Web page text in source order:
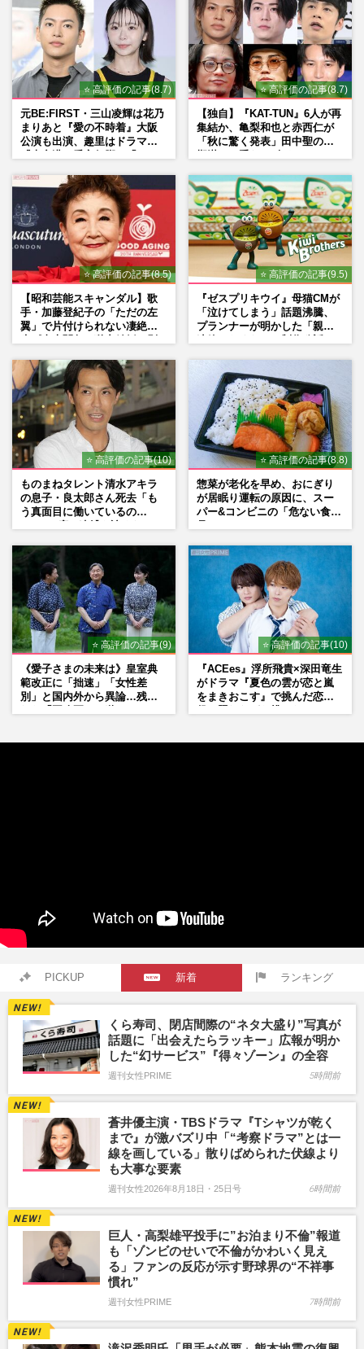
⭐ 高評価の記事(8.7)
元BE:FIRST・三山凌輝は花乃
まりあと『愛の不時着』大阪
公演も出演、趣里はドラマ
⭐ 高評価の記事(8.7)
【独自】『KAT-TUN』6人が再
集結か、亀梨和也と赤西仁が
「秋に驚く発表」田中聖の刑
⭐ 高評価の記事(8.5)
【昭和芸能スキャンダル】歌
手・加藤登紀子の「ただの左
翼」で片付けられない凄絶半
⭐ 高評価の記事(9.5)
『ゼスプリキウイ』母猫CMが
「泣けてしまう」話題沸騰、
プランナーが明かした「親に
⭐ 高評価の記事(10)
ものまねタレント清水アキラ
の息子・良太郎さん死去「も
う真面目に働いているの
⭐ 高評価の記事(8.8)
惣菜が老化を早め、おにぎり
が居眠り運転の原因に、スー
パー&コンビニの「危ない食
⭐ 高評価の記事(9)
《愛子さまの未来は》皇室典
範改正に「拙速」「女性差
別」と国内外から異論…残さ
⭐ 高評価の記事(10)
『ACEes』浮所飛貴×深田竜生
がドラマ『夏色の雲が恋と嵐
をまきおこす』で挑んだ恋人
PICKUP 新着 ランキング
くら寿司、閉店間際の“ネタ大盛り”写真が
話題に「出会えたらラッキー」広報が明か
した“幻サービス”『得々ゾーン』の全容
週刊女性PRIME 5時間前
蒼井優主演・TBSドラマ『Tシャツが乾く
まで』が激バズリ中「“考察ドラマ”とは一
線を画している」散りばめられた伏線より
も大事な要素
週刊女性2026年8月18日・25日号 6時間前
巨人・高梨雄平投手に”お泊まり不倫”報道
も「ゾンビのせいで不倫がかわいく見え
る」ファンの反応が示す野球界の“不祥事
慣れ”
週刊女性PRIME 7時間前